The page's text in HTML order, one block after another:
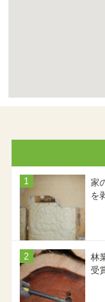
家
を
林
受